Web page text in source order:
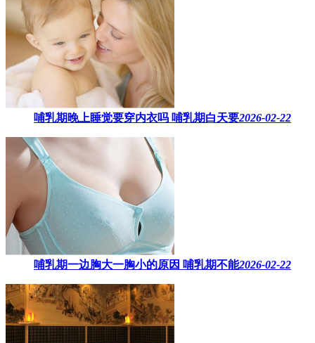
哺乳期晚上睡觉要穿内衣吗​ 哺乳期白天要2026-02-22
哺乳期一边胸大一胸小的原因​ 哺乳期不能2026-02-22